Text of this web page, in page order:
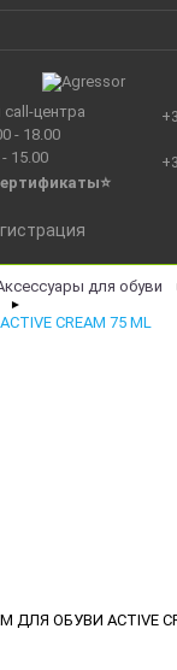
центра
- 18.00
15.00
⭐
для обуви
►
CREAM 75 ML